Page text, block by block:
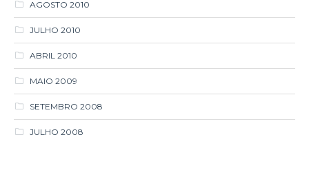
MAIO 2009
SETEMBRO 2008
JULHO 2008